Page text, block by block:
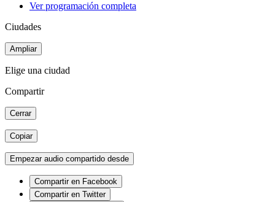
Ver programación completa
Ciudades
Ampliar
Elige una ciudad
Compartir
Cerrar
Copiar
Empezar audio compartido desde
Compartir en Facebook
Compartir en Twitter